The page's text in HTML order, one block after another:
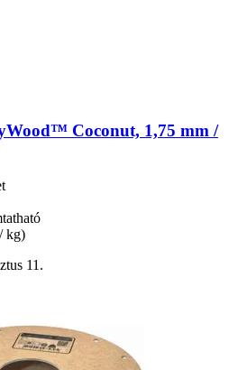
Coconut, 1,75 mm /
kg)
11.